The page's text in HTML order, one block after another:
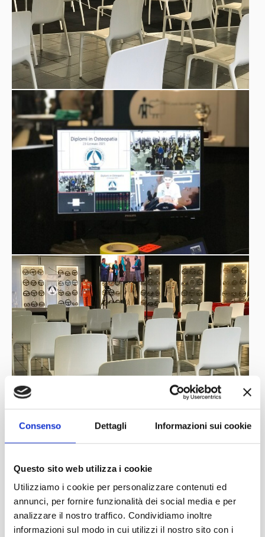
Consenso Dettagli Informazioni sui cookie
Questo sito web utilizza i cookie
Utilizziamo i cookie per personalizzare contenuti ed
annunci, per fornire funzionalità dei social media e per
analizzare il nostro traffico. Condividiamo inoltre
informazioni sul modo in cui utilizzi il nostro sito con i